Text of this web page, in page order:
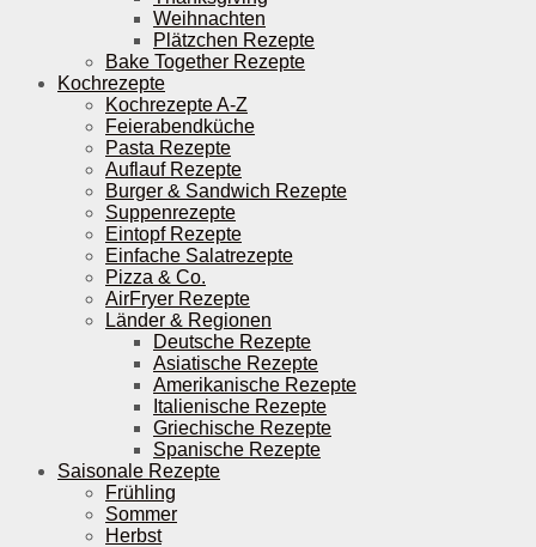
Weihnachten
Plätzchen Rezepte
Bake Together Rezepte
Kochrezepte
Kochrezepte A-Z
Feierabendküche
Pasta Rezepte
Auflauf Rezepte
Burger & Sandwich Rezepte
Suppenrezepte
Eintopf Rezepte
Einfache Salatrezepte
Pizza & Co.
AirFryer Rezepte
Länder & Regionen
Deutsche Rezepte
Asiatische Rezepte
Amerikanische Rezepte
Italienische Rezepte
Griechische Rezepte
Spanische Rezepte
Saisonale Rezepte
Frühling
Sommer
Herbst